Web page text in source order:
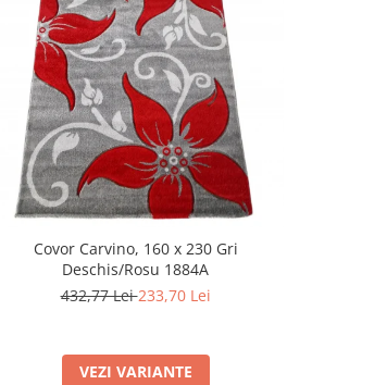
Covor Carvino, 160 x 230 Gri
Deschis/Rosu 1884A
432,77 Lei233,70 Lei
VEZI VARIANTE